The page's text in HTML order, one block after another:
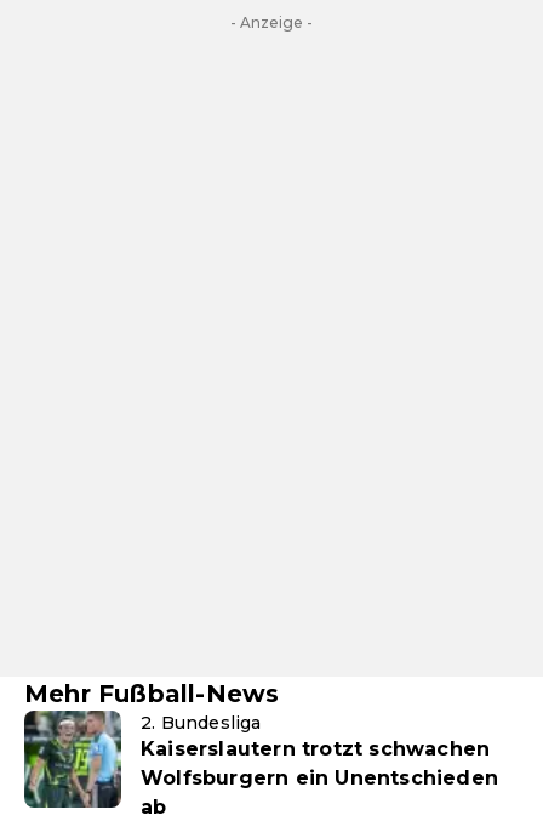
- Anzeige -
Mehr Fußball-News
2. Bundesliga
Kaiserslautern trotzt schwachen
Wolfsburgern ein Unentschieden
ab